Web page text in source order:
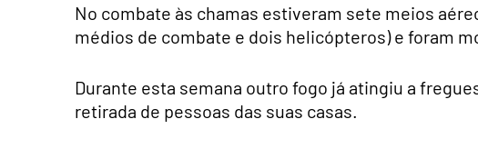
No combate às chamas estiveram sete meios
médios de combate e dois helicópteros) e foram
Durante esta semana outro fogo já atingiu a
retirada de pessoas das suas casas.